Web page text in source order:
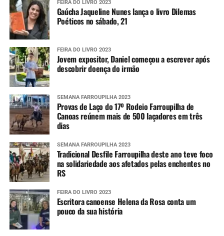
FEIRA DO LIVRO 2023
Gaúcha Jaqueline Nunes lança o livro Dilemas
Poéticos no sábado, 21
FEIRA DO LIVRO 2023
Jovem expositor, Daniel começou a escrever após
descobrir doença do irmão
SEMANA FARROUPILHA 2023
Provas de Laço do 17º Rodeio Farroupilha de
Canoas reúnem mais de 500 laçadores em três
dias
SEMANA FARROUPILHA 2023
Tradicional Desfile Farroupilha deste ano teve foco
na solidariedade aos afetados pelas enchentes no
RS
FEIRA DO LIVRO 2023
Escritora canoense Helena da Rosa conta um
pouco da sua história